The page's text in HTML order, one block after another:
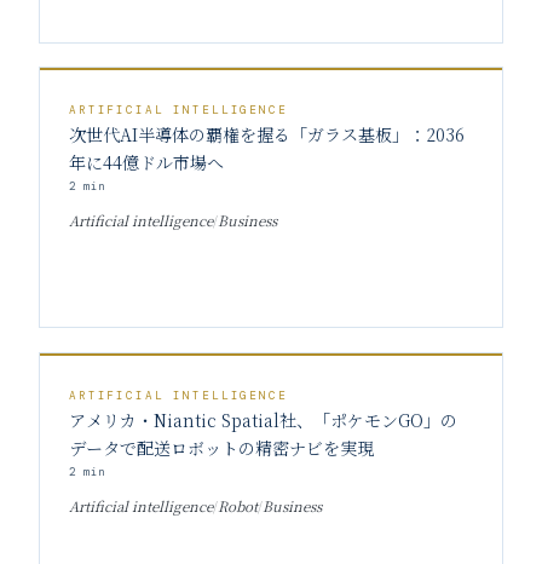
ARTIFICIAL INTELLIGENCE
次世代AI半導体の覇権を握る「ガラス基板」：2036
年に44億ドル市場へ
2 min
Artificial intelligence/Business
ARTIFICIAL INTELLIGENCE
アメリカ・Niantic Spatial社、「ポケモンGO」の
データで配送ロボットの精密ナビを実現
2 min
Artificial intelligence/Robot/Business